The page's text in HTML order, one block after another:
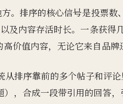
。排序的核心信号是投票数
及内容存活时长。一条获得
价值内容，无论它来自品牌
从排序靠前的多个帖子和评
，合成一段带引用的回答